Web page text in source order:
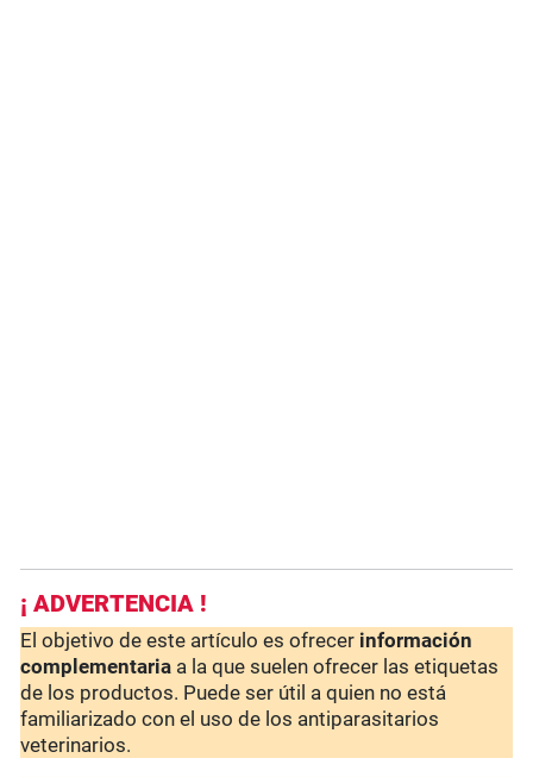
¡ ADVERTENCIA !
El objetivo de este artículo es ofrecer información
complementaria a la que suelen ofrecer las etiquetas
de los productos. Puede ser útil a quien no está
familiarizado con el uso de los antiparasitarios
veterinarios.